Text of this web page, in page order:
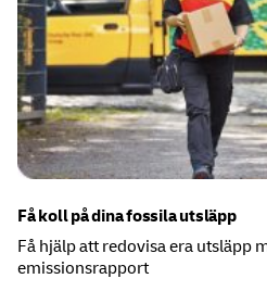
Få koll på dina fossila utsläpp
Få hjälp att redovisa era utsläpp
emissionsrapport